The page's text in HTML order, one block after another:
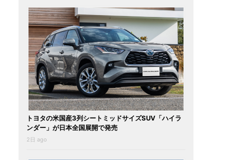
トヨタの米国産3列シートミッドサイズSUV「ハイラ
ンダー」が日本全国展開で発売
2日 ago